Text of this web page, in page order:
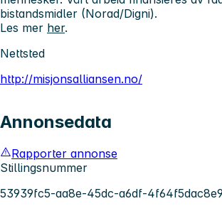
bistandsmidler (Norad/Digni).
Les mer her.
Nettsted
http://misjonsalliansen.no/
Annonsedata
Rapporter annonse
Stillingsnummer
53939fc5-aa8e-45dc-a6df-4f64f5dac8e9